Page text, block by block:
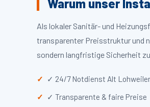
Warum unser
Als lokaler Sanitär- und
transparenter Preisstruktur und
sondern langfristige Sicherheit
✓ 24/7 Notdienst Alt Lohweiler
✓ Transparente & faire Preise